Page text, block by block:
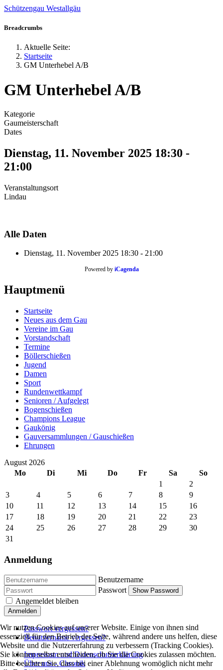
Schützengau Westallgäu
Breadcrumbs
Aktuelle Seite:
Startseite
GM Unterhebel A/B
GM Unterhebel A/B
Kategorie
Gaumeisterschaft
Dates
Dienstag, 11. November 2025 18:30 -
21:00
Veranstaltungsort
Lindau
Alle Daten
Dienstag, 11. November 2025 18:30 - 21:00
Powered by iCagenda
Hauptmenü
Startseite
Neues aus dem Gau
Vereine im Gau
Vorstandschaft
Termine
Böllerschießen
Jugend
Damen
Sport
Rundenwettkampf
Senioren / Aufgelegt
Bogenschießen
Champions League
Gaukönig
Gauversammlungen / Gauschießen
Ehrungen
Jahr
Monat
Jahr
Monat
August 2026
Mo
Di Mi Do Fr Sa
So
1
2
3
4 5 6 7 8
9
10
11 12 13 14 15
16
17
18 19 20 21 22
23
24
25 26 27 28 29
30
31
Anmeldung
Benutzername
Passwort
Show Password
Angemeldet bleiben
Anmelden
Passwort vergessen?
Benutzername vergessen?
Impressum und Datenschutzerklärung
Über uns - Chronik
Wir nutzen Cookies auf unserer Website. Einige von ihnen sind
essenziell für den Betrieb der Seite, während andere uns helfen, diese
Website und die Nutzererfahrung zu verbessern (Tracking Cookies).
Sie können selbst entscheiden, ob Sie die Cookies zulassen möchten.
Bitte beachten Sie, dass bei einer Ablehnung womöglich nicht mehr